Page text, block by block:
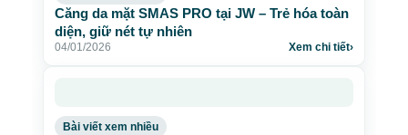
Căng da mặt SMAS PRO tại JW – Trẻ hóa toàn
diện, giữ nét tự nhiên
04/01/2026 Xem chi tiết›
Bài viết xem nhiều